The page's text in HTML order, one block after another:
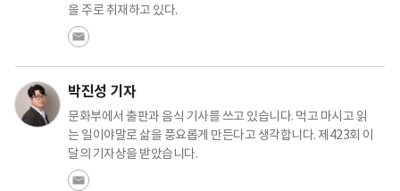
을 주로 취재하고 있다.
박진성 기자
문화부에서 출판과 음식 기사를 쓰고 있습니다. 먹고 마시고 읽
는 일이야말로 삶을 풍요롭게 만든다고 생각합니다. 제423회 이
달의 기자상을 받았습니다.